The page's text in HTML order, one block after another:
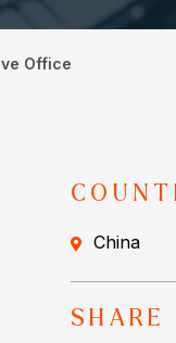
Office
China
SHARE